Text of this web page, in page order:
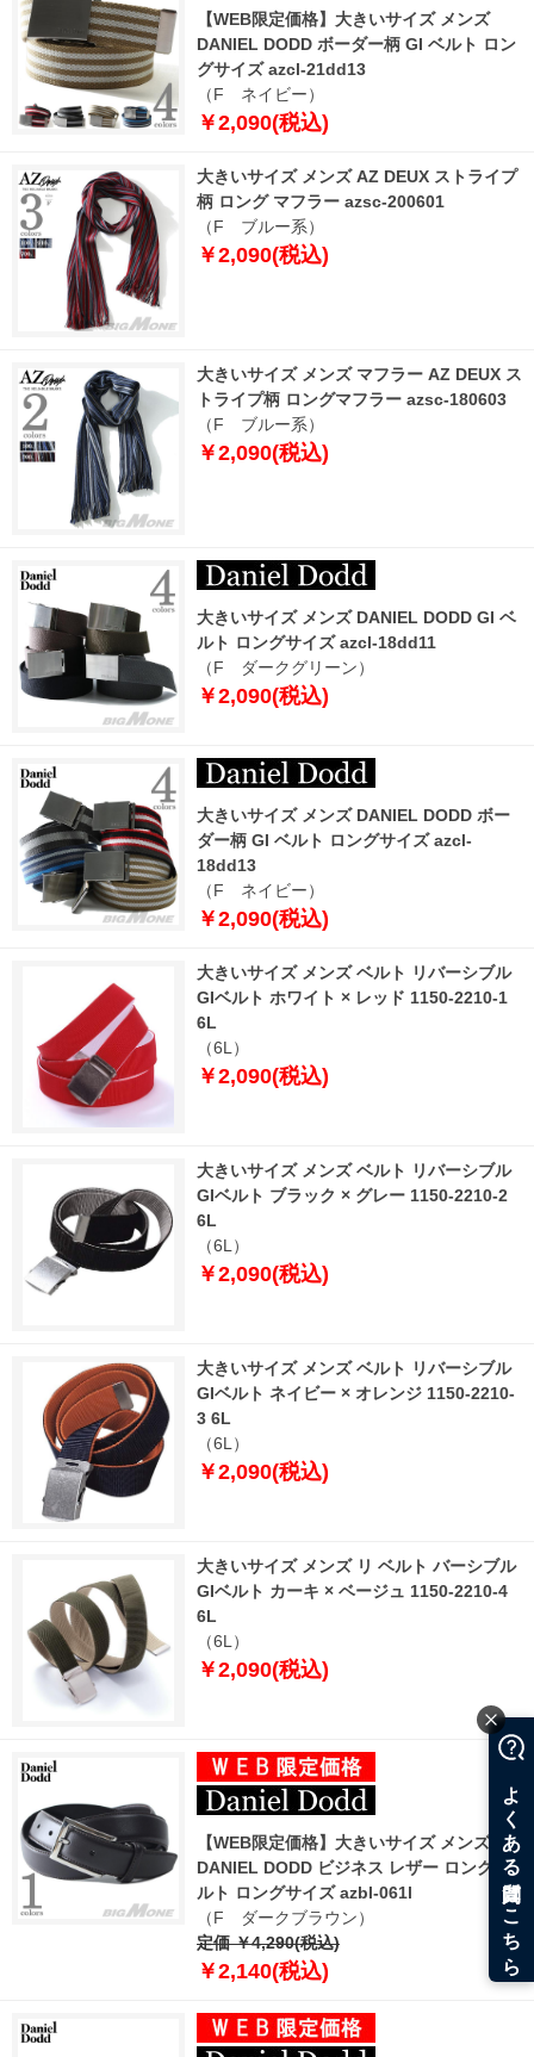
【WEB限定価格】大きいサイズ メンズ
DANIEL DODD ボーダー柄 GI ベルト ロン
グサイズ azcl-21dd13
（F ネイビー）
￥2,090(税込)
大きいサイズ メンズ AZ DEUX ストライプ
柄 ロング マフラー azsc-200601
（F ブルー系）
￥2,090(税込)
大きいサイズ メンズ マフラー AZ DEUX ス
トライプ柄 ロングマフラー azsc-180603
（F ブルー系）
￥2,090(税込)
大きいサイズ メンズ DANIEL DODD GI ベ
ルト ロングサイズ azcl-18dd11
（F ダークグリーン）
￥2,090(税込)
大きいサイズ メンズ DANIEL DODD ボー
ダー柄 GI ベルト ロングサイズ azcl-
18dd13
（F ネイビー）
￥2,090(税込)
大きいサイズ メンズ ベルト リバーシブル
GIベルト ホワイト × レッド 1150-2210-1
6L
（6L）
￥2,090(税込)
大きいサイズ メンズ ベルト リバーシブル
GIベルト ブラック × グレー 1150-2210-2
6L
（6L）
￥2,090(税込)
大きいサイズ メンズ ベルト リバーシブル
GIベルト ネイビー × オレンジ 1150-2210-
3 6L
（6L）
￥2,090(税込)
大きいサイズ メンズ リ ベルト バーシブル
GIベルト カーキ × ベージュ 1150-2210-4
6L
（6L）
￥2,090(税込)
【WEB限定価格】大きいサイズ メンズ
DANIEL DODD ビジネス レザー ロング ベ
ルト ロングサイズ azbl-061l
（F ダークブラウン）
定価 ￥4,290(税込)
￥2,140(税込)